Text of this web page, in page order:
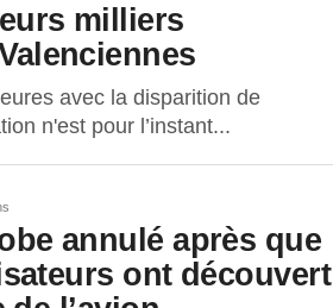
milliers
avec la disparition de
n'est pour l’instant...
annulé après que
ont découvert